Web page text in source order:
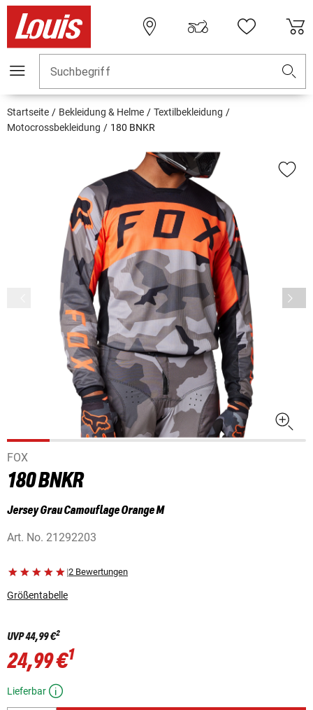
Suchbegriff
Startseite Bekleidung & Helme
Textilbekleidung
Motocrossbekleidung
180 BNKR
FOX
180 BNKR
Jersey Grau Camouflage Orange M
Art. No. 21292203
|2 Bewertungen
Größentabelle
UVP44,99 €2
24,99 €1
Lieferbar